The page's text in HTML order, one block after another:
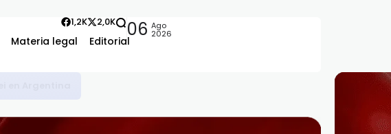
Materia legal Editorial
1,2K 2,0K 06 Ago
2026